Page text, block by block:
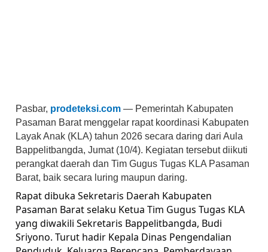
Pasbar, prodeteksi.com — Pemerintah Kabupaten
Pasaman Barat menggelar rapat koordinasi Kabupaten
Layak Anak (KLA) tahun 2026 secara daring dari Aula
Bappelitbangda, Jumat (10/4). Kegiatan tersebut diikuti
perangkat daerah dan Tim Gugus Tugas KLA Pasaman
Barat, baik secara luring maupun daring.
Rapat dibuka Sekretaris Daerah Kabupaten
Pasaman Barat selaku Ketua Tim Gugus Tugas KLA
yang diwakili Sekretaris Bappelitbangda, Budi
Sriyono. Turut hadir Kepala Dinas Pengendalian